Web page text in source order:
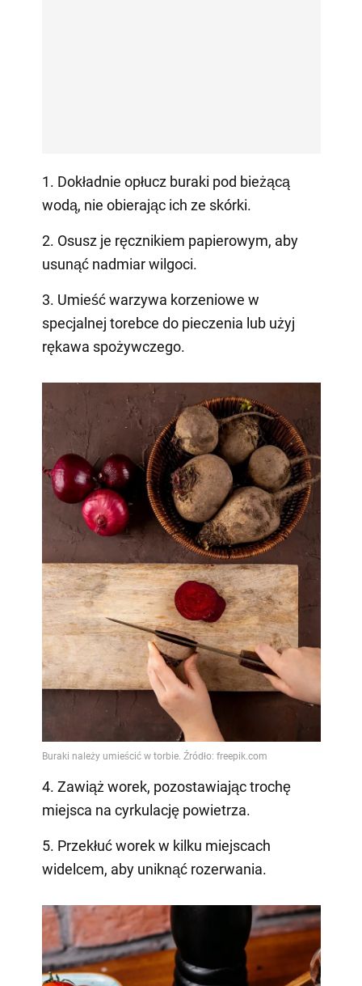
1. Dokładnie opłucz buraki pod bieżącą
wodą, nie obierając ich ze skórki.
2. Osusz je ręcznikiem papierowym, aby
usunąć nadmiar wilgoci.
3. Umieść warzywa korzeniowe w
specjalnej torebce do pieczenia lub użyj
rękawa spożywczego.
4. Zawiąż worek, pozostawiając trochę
miejsca na cyrkulację powietrza.
5. Przekłuć worek w kilku miejscach
widelcem, aby uniknąć rozerwania.